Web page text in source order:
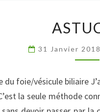
31 Janvier
foie/vésicule biliaire
la seule méthode